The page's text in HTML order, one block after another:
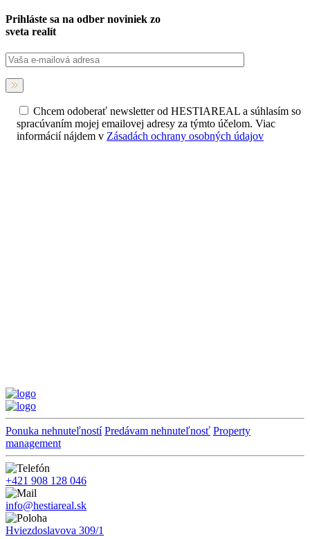
Prihláste sa na odber noviniek zo
sveta realít
Chcem odoberať newsletter od HESTIAREAL a súhlasím so
spracúvaním mojej emailovej adresy za týmto účelom. Viac
informácií nájdem v Zásadách ochrany osobných údajov
Ponuka nehnuteľností Predávam nehnuteľnosť Property
management
+421 908 128 046
info@hestiareal.sk
Hviezdoslavova 309/1